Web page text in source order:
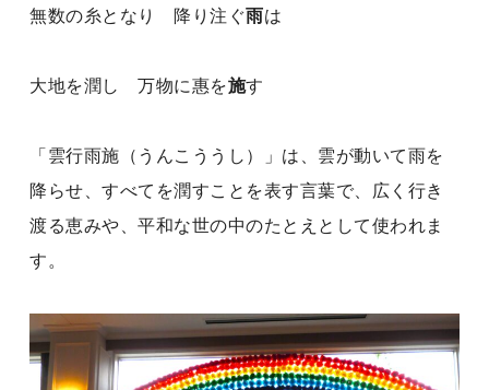
無数の糸となり 降り注ぐ雨は
大地を潤し 万物に惠を施す
「雲行雨施（うんこううし）」は、雲が動いて雨を
降らせ、すべてを潤すことを表す言葉で、広く行き
渡る恵みや、平和な世の中のたとえとして使われま
す。